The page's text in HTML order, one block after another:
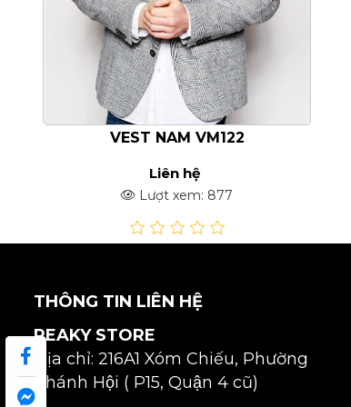
VEST NAM VM122
Liên hệ
Lượt xem: 877
THÔNG TIN LIÊN HỆ
PEAKY STORE
Địa chỉ: 216A1 Xóm Chiếu, Phường
Khánh Hội ( P15, Quận 4 cũ)